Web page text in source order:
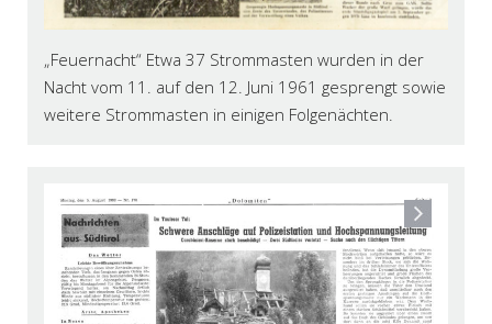
„Feuernacht“ Etwa 37 Strommasten wurden in der
Nacht vom 11. auf den 12. Juni 1961 gesprengt sowie
weitere Strommasten in einigen Folgenächten.